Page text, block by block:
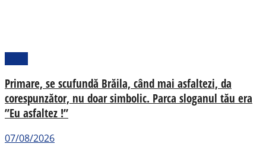
Primare, se scufundă Brăila, când mai asfaltezi, da
corespunzător, nu doar simbolic. Parca sloganul tău era
”Eu asfaltez !”
07/08/2026